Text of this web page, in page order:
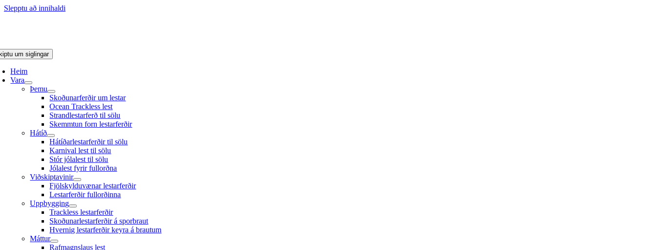
Slepptu að innihaldi
um siglingar
Heim
Vara
Þemu
Skoðunarferðir um lestar
Ocean Trackless lest
Strandlestarferð til sölu
Skemmtun forn lestarferðir
Hátíð
Hátíðarlestarferðir til sölu
Karnival lest til sölu
Stór jólalest til sölu
Jólalest fyrir fullorðna
Viðskiptavinir
Fjölskylduvænar lestarferðir
Lestarferðir fullorðinna
Uppbygging
Trackless lestarferðir
Skoðunarlestarferðir á sporbraut
Hvernig lestarferðir keyra á brautum
Máttur
Rafmagnslaus lest